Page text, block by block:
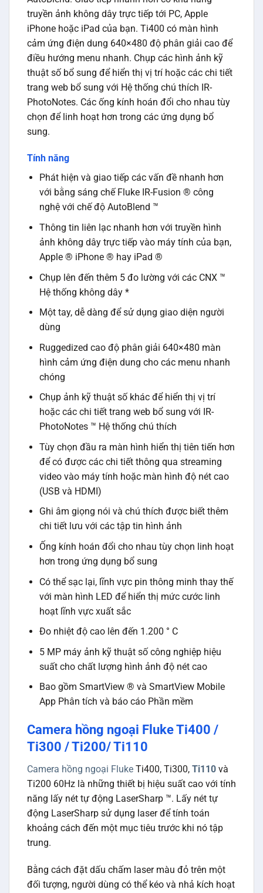
truyền ảnh không dây trực tiếp tới PC, Apple
iPhone hoặc iPad của bạn. Ti400 có màn hình
cảm ứng điện dung 640×480 độ phân giải cao để
điều hướng menu nhanh. Chụp các hình ảnh kỹ
thuật số bổ sung để hiển thị vị trí hoặc các chi tiết
trang web bổ sung với Hệ thống chú thích IR-
PhotoNotes. Các ống kính hoán đổi cho nhau tùy
chọn để linh hoạt hơn trong các ứng dụng bổ
sung.
Tính năng
Phát hiện và giao tiếp các vấn đề nhanh hơn
với bằng sáng chế Fluke IR-Fusion ® công
nghệ với chế độ AutoBlend ™
Thông tin liên lạc nhanh hơn với truyền hình
ảnh không dây trực tiếp vào máy tính của bạn,
Apple ® iPhone ® hay iPad ®
Chụp lên đến thêm 5 đo lường với các CNX ™
Hệ thống không dây *
Một tay, dễ dàng để sử dụng giao diện người
dùng
Ruggedized cao độ phân giải 640×480 màn
hình cảm ứng điện dung cho các menu nhanh
chóng
Chụp ảnh kỹ thuật số khác để hiển thị vị trí
hoặc các chi tiết trang web bổ sung với IR-
PhotoNotes ™ Hệ thống chú thích
Tùy chọn đầu ra màn hình hiển thị tiên tiến hơn
để có được các chi tiết thông qua streaming
video vào máy tính hoặc màn hình độ nét cao
(USB và HDMI)
Ghi âm giọng nói và chú thích được biết thêm
chi tiết lưu với các tập tin hình ảnh
Ống kính hoán đổi cho nhau tùy chọn linh hoạt
hơn trong ứng dụng bổ sung
Có thể sạc lại, lĩnh vực pin thông minh thay thế
với màn hình LED để hiển thị mức cước linh
hoạt lĩnh vực xuất sắc
Đo nhiệt độ cao lên đến 1.200 ° C
5 MP máy ảnh kỹ thuật số công nghiệp hiệu
suất cho chất lượng hình ảnh độ nét cao
Bao gồm SmartView ® và SmartView Mobile
App Phân tích và báo cáo Phần mềm
Camera hồng ngoại Fluke Ti400 /
Ti300 / Ti200/ Ti110
Camera hồng ngoại Fluke Ti400, Ti300, Ti110 và
Ti200 60Hz là những thiết bị hiệu suất cao với tính
năng lấy nét tự động LaserSharp ™. Lấy nét tự
động LaserSharp sử dụng laser để tính toán
khoảng cách đến một mục tiêu trước khi nó tập
trung.
Bằng cách đặt dấu chấm laser màu đỏ trên một
đối tượng, người dùng có thể kéo và nhả kích hoạt